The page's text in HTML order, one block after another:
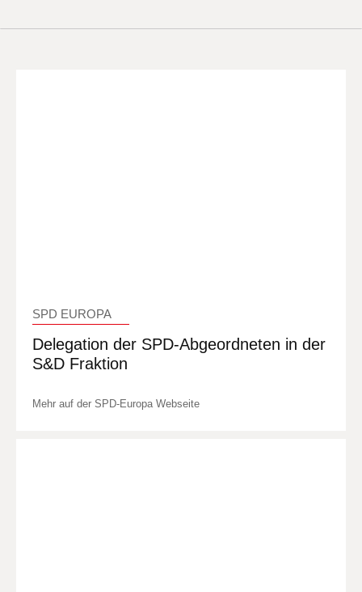
SPD EUROPA
Delegation der SPD-Abgeordneten in der
S&D Fraktion
Mehr auf der SPD-Europa Webseite